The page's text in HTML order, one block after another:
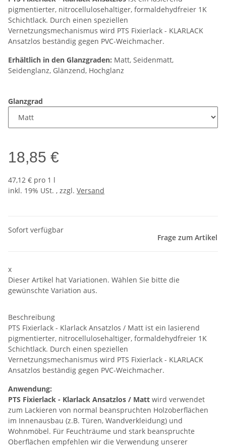
pigmentierter, nitrocellulosehaltiger, formaldehydfreier 1K
Schichtlack. Durch einen speziellen
Vernetzungsmechanismus wird PTS Fixierlack - KLARLACK
Ansatzlos beständig gegen PVC-Weichmacher.
Erhältlich in den Glanzgraden: Matt, Seidenmatt,
Seidenglanz, Glänzend, Hochglanz
Glanzgrad
18,85 €
47,12 € pro 1 l
inkl. 19% USt. , zzgl. Versand
Sofort verfügbar
Frage zum Artikel
x
Dieser Artikel hat Variationen. Wählen Sie bitte die
gewünschte Variation aus.
Beschreibung
PTS Fixierlack - Klarlack Ansatzlos / Matt ist ein lasierend
pigmentierter, nitrocellulosehaltiger, formaldehydfreier 1K
Schichtlack. Durch einen speziellen
Vernetzungsmechanismus wird PTS Fixierlack - KLARLACK
Ansatzlos beständig gegen PVC-Weichmacher.
Anwendung:
PTS Fixierlack - Klarlack Ansatzlos / Matt wird verwendet
zum Lackieren von normal beanspruchten Holzoberflächen
im Innenausbau (z.B. Türen, Wandverkleidung) und
Wohnmöbel. Für Feuchträume und stark beanspruchte
Oberflächen empfehlen wir die Verwendung unserer